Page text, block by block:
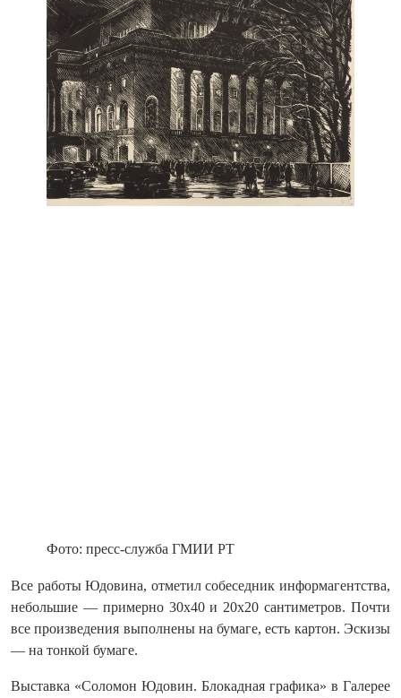
Фото: пресс-служба ГМИИ РТ
Все работы Юдовина, отметил собеседник информагентства,
небольшие — примерно 30х40 и 20х20 сантиметров. Почти
все произведения выполнены на бумаге, есть картон. Эскизы
— на тонкой бумаге.
Выставка «Соломон Юдовин. Блокадная графика» в Галерее